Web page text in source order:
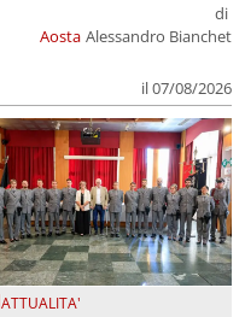
Aosta
di
Alessandro Bianchet
il 07/08/2026
ATTUALITA'